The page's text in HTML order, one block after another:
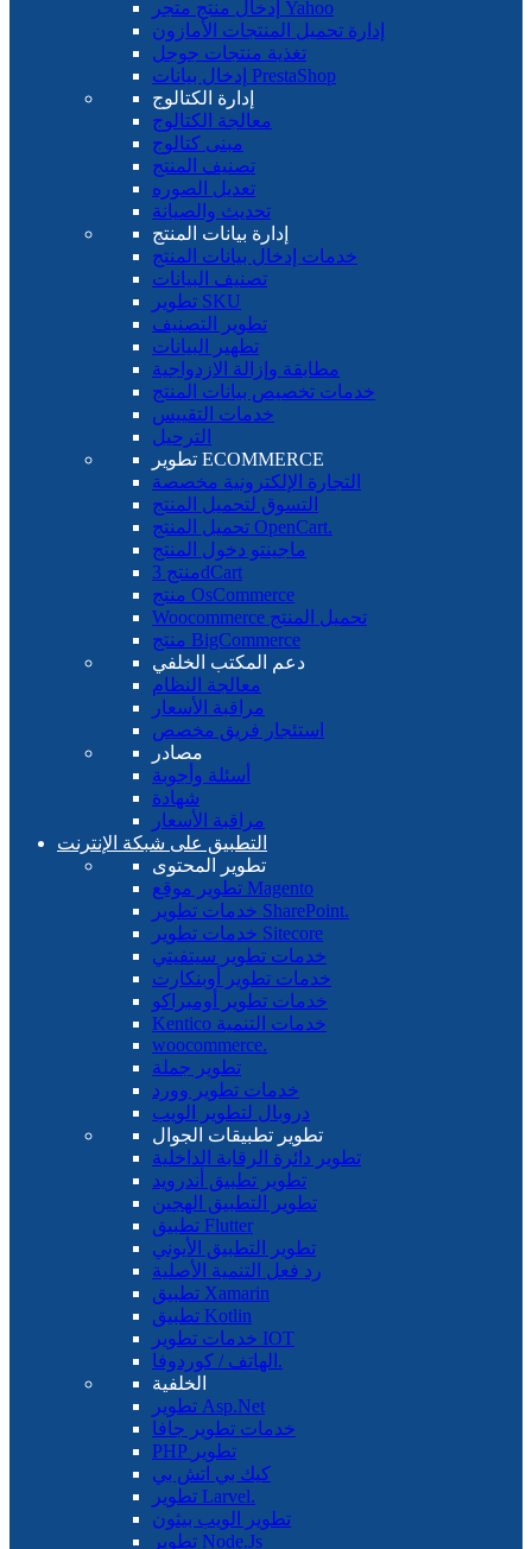
إدخال منتج متجر Yahoo
إدارة تحميل المنتجات الأمازون
تغذية منتجات جوجل
إدخال بيانات PrestaShop
إدارة الكتالوج
معالجة الكتالوج
مبنى كتالوج
تصنيف المنتج
تعديل الصوره
تحديث والصيانة
إدارة بيانات المنتج
خدمات إدخال بيانات المنتج
تصنيف البيانات
تطوير SKU
تطوير التصنيف
تطهير البيانات
مطابقة وإزالة الازدواجية
خدمات تخصيص بيانات المنتج
خدمات التقييس
الترحيل
تطوير ECOMMERCE
التجارة الإلكترونية مخصصة
التسوق لتحميل المنتج
تحميل المنتج OpenCart.
ماجينتو دخول المنتج
منتج 3dCart
منتج OsCommerce
Woocommerce تحميل المنتج
منتج BigCommerce
دعم المكتب الخلفي
معالجة النظام
مراقبة الأسعار
استئجار فريق مخصص
مصادر
أسئلة وأجوبة
شهادة
مراقبة الأسعار
التطبيق على شبكة الإنترنت
تطوير المحتوى
تطوير موقع Magento
خدمات تطوير SharePoint.
خدمات تطوير Sitecore
خدمات تطوير سيتفيتي
خدمات تطوير أوبنكارت
خدمات تطوير أومبراكو
Kentico خدمات التنمية
woocommerce.
تطوير جملة
خدمات تطوير وورد
دروبال لتطوير الويب
تطوير تطبيقات الجوال
تطوير دائرة الرقابة الداخلية
تطوير تطبيق أندرويد
تطوير التطبيق الهجين
تطبيق Flutter
تطوير التطبيق الأيوني
رد فعل التنمية الأصلية
تطبيق Xamarin
تطبيق Kotlin
خدمات تطوير IOT
الهاتف / كوردوفا.
الخلفية
تطوير Asp.Net
خدمات تطوير جافا
PHP تطوير
كيك بي اتش بي
تطوير Larvel.
تطوير الويب بيثون
تطوير Node.Js